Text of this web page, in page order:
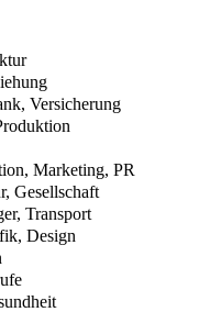
Versicherung
Marketing, PR
Gesellschaft
Transport
Design